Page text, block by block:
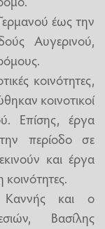
έως την
Αυγερινού,
κοινότητες,
κοινοτικοί
Επίσης, έργα
περίοδο σε
και έργα
και ο
Βασίλης